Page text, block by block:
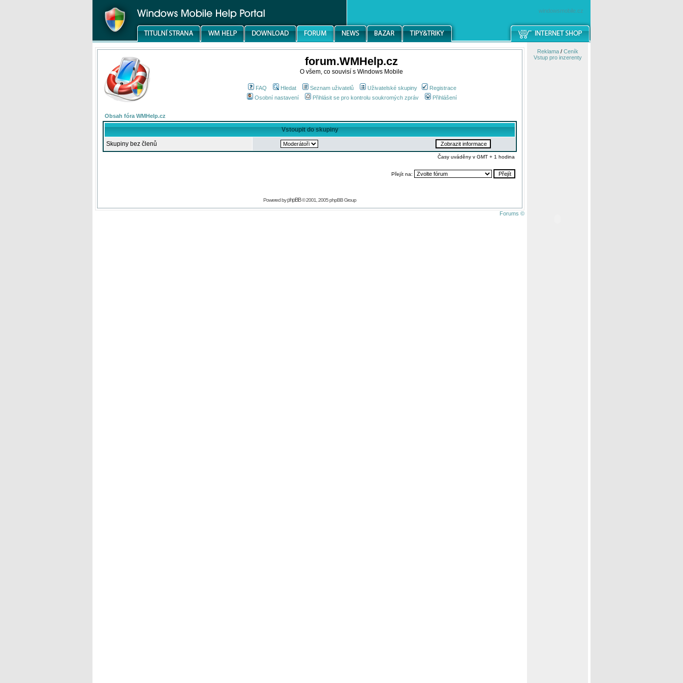
windowsmobile.cz
forum.WMHelp.cz
O všem, co souvisí s Windows Mobile
FAQ Hledat Seznam uživatelů Uživatelské skupiny
Registrace
Osobní nastavení
Přihlásit se pro kontrolu soukromých zpráv Přihlášení
Obsah fóra WMHelp.cz
Vstoupit do skupiny
Skupiny bez členů
Časy uváděny v GMT + 1 hodina
Přejít na:
Powered byphpBB© 2001, 2005 phpBB Group
Forums ©
Reklama/ Ceník
Vstup pro inzerenty